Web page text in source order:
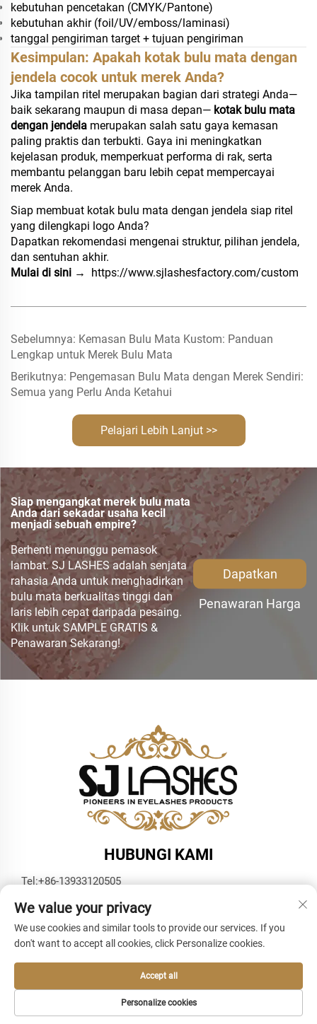
kebutuhan pencetakan (CMYK/Pantone)
kebutuhan akhir (foil/UV/emboss/laminasi)
tanggal pengiriman target + tujuan pengiriman
Kesimpulan: Apakah kotak bulu mata dengan
jendela cocok untuk merek Anda?
Jika tampilan ritel merupakan bagian dari strategi Anda—
baik sekarang maupun di masa depan— kotak bulu mata
dengan jendela merupakan salah satu gaya kemasan
paling praktis dan terbukti. Gaya ini meningkatkan
kejelasan produk, memperkuat performa di rak, serta
membantu pelanggan baru lebih cepat mempercayai
merek Anda.
Siap membuat kotak bulu mata dengan jendela siap ritel
yang dilengkapi logo Anda?
Dapatkan rekomendasi mengenai struktur, pilihan jendela,
dan sentuhan akhir.
Mulai di sini →
https://www.sjlashesfactory.com/custom
Sebelumnya: Kemasan Bulu Mata Kustom: Panduan
Lengkap untuk Merek Bulu Mata
Berikutnya: Pengemasan Bulu Mata dengan Merek Sendiri:
Semua yang Perlu Anda Ketahui
Pelajari Lebih Lanjut >>
Siap mengangkat merek bulu mata
Anda dari sekadar usaha kecil
menjadi sebuah empire?
Berhenti menunggu pemasok
lambat. SJ LASHES adalah senjata
rahasia Anda untuk menghadirkan
bulu mata berkualitas tinggi dan
laris lebih cepat daripada pesaing.
Klik untuk SAMPLE GRATIS &
Penawaran Sekarang!
Dapatkan
Penawaran Harga
HUBUNGI KAMI
Tel:+86-13933120505
Surel:[email protected]
WhatsApp:+86-13933120505
Hak Cipta © 2025 oleh SJ Lashes -
We value your privacy
We use cookies and similar tools to provide our services. If you
don't want to accept all cookies, click Personalize cookies.
Personalize cookies
Accept all